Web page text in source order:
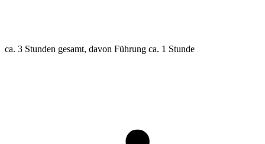
ca. 3 Stunden gesamt, davon Führung ca. 1 Stunde